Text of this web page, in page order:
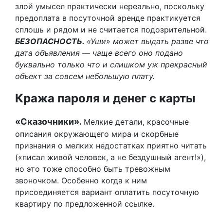
злой умысел практически нереально, поскольку
предоплата в посуточной аренде практикуется
сплошь и рядом и не считается подозрительной.
БЕЗОПАСНОСТЬ. «Уши» может выдать разве что
дата объявления — чаще всего оно подано
буквально только что и слишком уж прекрасный
объект за совсем небольшую плату.
Кража пароля и денег с карты
«Сказочники». Мелкие детали, красочные
описания окружающего мира и скорбные
признания о мелких недостатках приятно читать
(«писал живой человек, а не бездушный агент!»),
но это тоже способно быть тревожным
звоночком. Особенно когда к ним
присоединяется вариант оплатить посуточную
квартиру по предложенной ссылке.